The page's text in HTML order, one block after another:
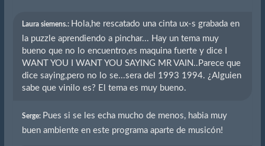
Laura siemens.: Hola,he rescatado una cinta ux-s grabada en
la puzzle aprendiendo a pinchar... Hay un tema muy
bueno que no lo encuentro,es maquina fuerte y dice I
WANT YOU I WANT YOU SAYING MR VAIN..Parece que
dice saying,pero no lo se...sera del 1993 1994. ¿Alguien
sabe que vinilo es? El tema es muy bueno.
Serge: Pues si se les echa mucho de menos, habia muy
buen ambiente en este programa aparte de musicón!